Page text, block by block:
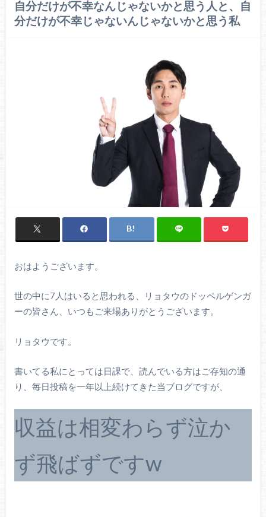
自分だけが不幸なんじゃないかと思う人と、自
分だけが不幸じゃないんじゃないかと思う私
おはようございます。
世の中に7人はいると思われる、リョタウのドッペルゲンガ
ーの皆さん、いつもご来場ありがとうございます。
リョタウです。
書いてる私にとっては日課で、読んでいる方はご存知の通
り、毎日投稿を一年以上続けてきた当ブログですが、
収益は相変わらず泣か
ず飛ばずですw